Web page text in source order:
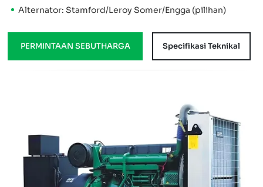
Alternator: Stamford/Leroy Somer/Engga (pilihan)
PERMINTAAN SEBUTHARGA Specifikasi Teknikal